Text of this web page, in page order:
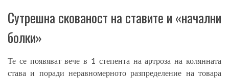
Сутрешна скованост на ставите и «начални
болки»
Те се появяват вече в 1 степента на артроза на колянната
става и поради неравномерното разпределение на товара